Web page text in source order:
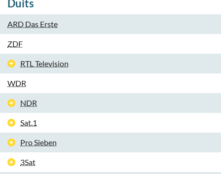
Duits
ARD Das Erste
ZDF
RTL Television
WDR
NDR
Sat.1
Pro Sieben
3Sat